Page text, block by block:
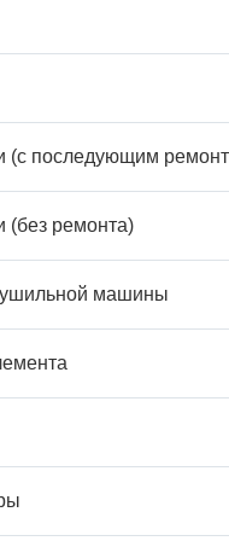
(с последующим
(без ремонта)
машины